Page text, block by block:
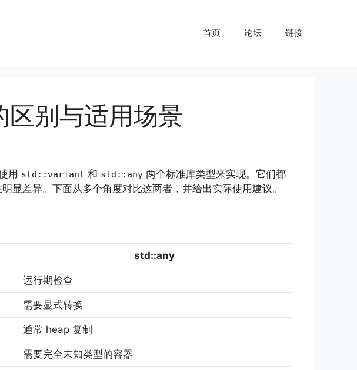
首页 论坛 链接
别与适用场景
用 std::variant 和 std::any 两个标准库类型来实现。它们都
显差异。下面从多个角度对比这两者，并给出实际使用建议。
std::any
运行期检查
需要显式转换
通常 heap 复制
需要完全未知类型的容器